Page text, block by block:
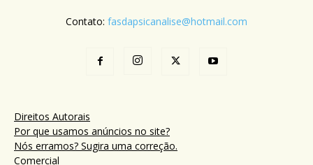
Contato: fasdapsicanalise@hotmail.com
Direitos Autorais
Por que usamos anúncios no site?
Nós erramos? Sugira uma correção.
Comercial